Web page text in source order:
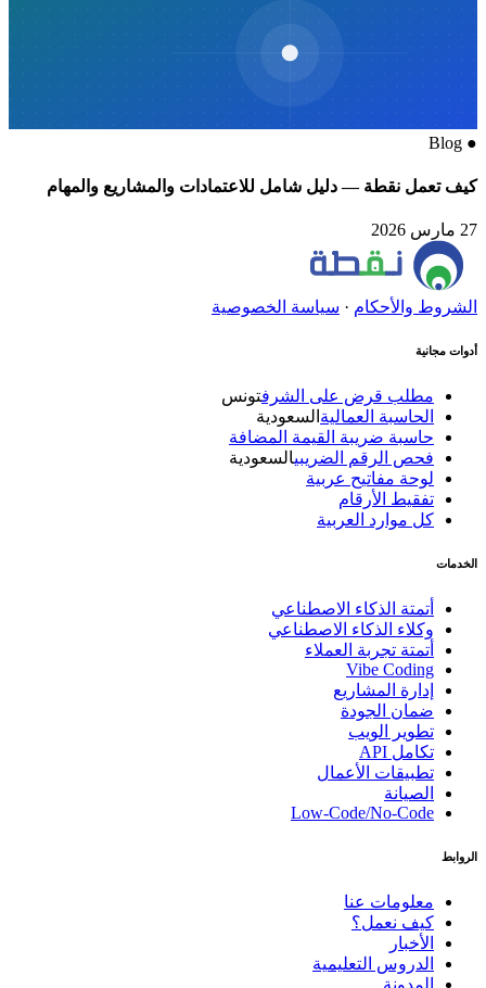
●
Blog
كيف تعمل نقطة — دليل شامل للاعتمادات والمشاريع والمهام
27 مارس 2026
الشروط والأحكام· سياسة الخصوصية
أدوات مجانية
مطلب قرض على الشرف تونس
الحاسبة العماليةالسعودية
حاسبة ضريبة القيمة المضافة
فحص الرقم الضريبيالسعودية
لوحة مفاتيح عربية
تفقيط الأرقام
كل موارد العربية
الخدمات
أتمتة الذكاء الاصطناعي
وكلاء الذكاء الاصطناعي
أتمتة تجربة العملاء
Vibe Coding
إدارة المشاريع
ضمان الجودة
تطوير الويب
تكامل API
تطبيقات الأعمال
الصيانة
Low-Code/No-Code
الروابط
معلومات عنا
كيف نعمل؟
الأخبار
الدروس التعليمية
المدونة